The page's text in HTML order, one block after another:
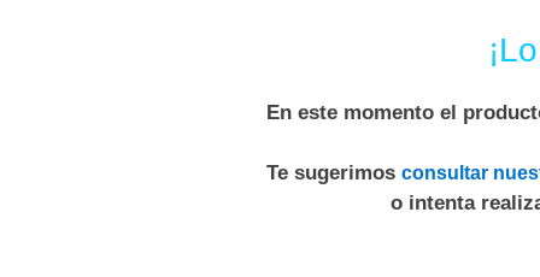
En este momento el
Te sugerimos consultar
o intenta